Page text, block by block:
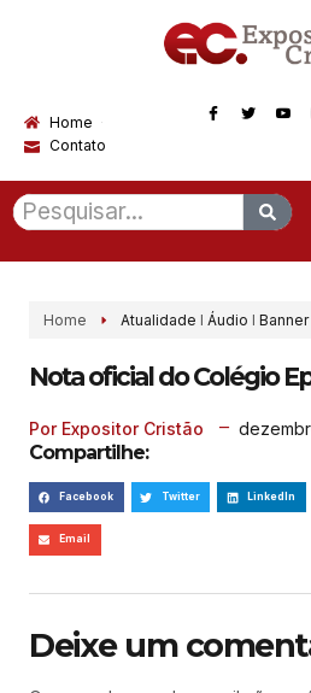
Home
Contato
Home Atualidade I Áudio I Banner
Nota oficial do Colégio
Por Expositor Cristão
Compartilhe:
Facebook Twitter LinkedIn
Email
Deixe um